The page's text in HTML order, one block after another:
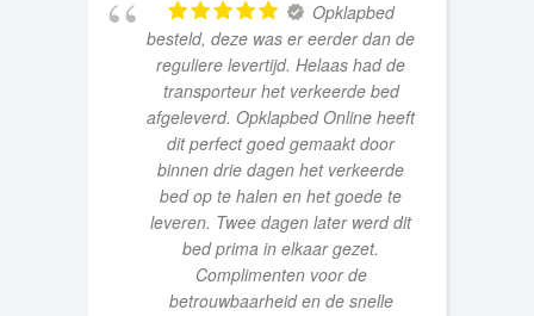
besteld, deze was er eerder dan de
reguliere levertijd. Helaas had de
transporteur het verkeerde bed
afgeleverd. Opklapbed Online heeft
dit perfect goed gemaakt door
binnen drie dagen het verkeerde
bed op te halen en het goede te
leveren. Twee dagen later werd dit
bed prima in elkaar gezet.
Complimenten voor de
betrouwbaarheid en de snelle
service.